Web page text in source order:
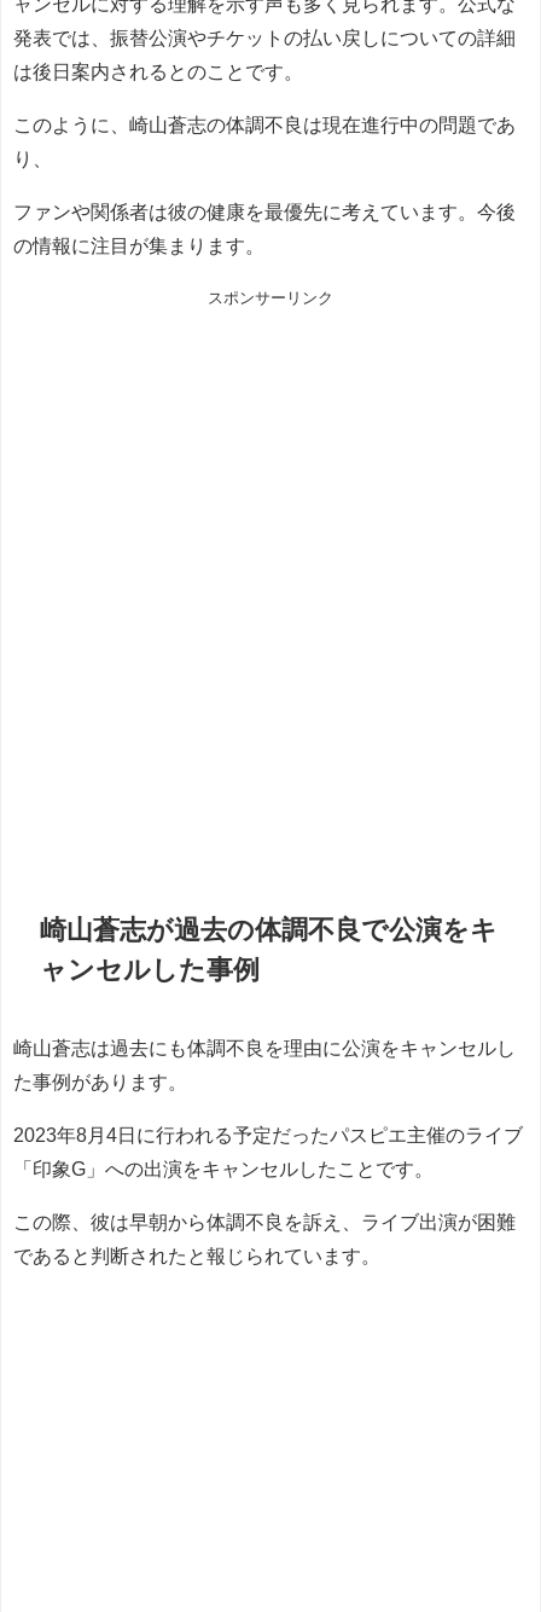
発表では、振替公演やチケットの払い戻しについての詳細
は後日案内されるとのことです。
このように、崎山蒼志の体調不良は現在進行中の問題であ
り、
ファンや関係者は彼の健康を最優先に考えています。今後
の情報に注目が集まります。
スポンサーリンク
崎山蒼志が過去の体調不良で公演をキ
ャンセルした事例
崎山蒼志は過去にも体調不良を理由に公演をキャンセルし
た事例があります。
2023年8月4日に行われる予定だったパスピエ主催のライブ
「印象G」への出演をキャンセルしたことです。
この際、彼は早朝から体調不良を訴え、ライブ出演が困難
であると判断されたと報じられています。